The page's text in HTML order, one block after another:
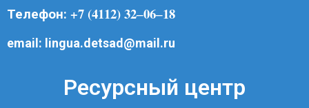
Телефон: +7 (4112) 32‒06‒18
email: lingua.detsad@mail.ru
Ресурсный центр